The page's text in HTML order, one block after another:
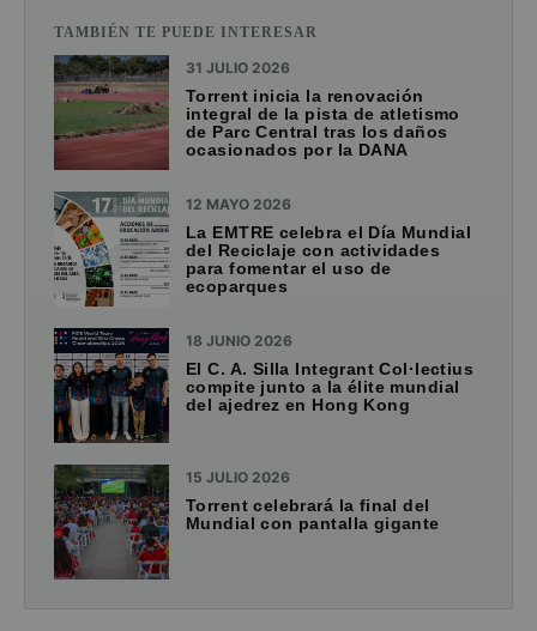
TAMBIÉN TE PUEDE INTERESAR
31 JULIO 2026
Torrent inicia la renovación
integral de la pista de atletismo
de Parc Central tras los daños
ocasionados por la DANA
12 MAYO 2026
La EMTRE celebra el Día Mundial
del Reciclaje con actividades
para fomentar el uso de
ecoparques
18 JUNIO 2026
El C. A. Silla Integrant Col·lectius
compite junto a la élite mundial
del ajedrez en Hong Kong
15 JULIO 2026
Torrent celebrará la final del
Mundial con pantalla gigante